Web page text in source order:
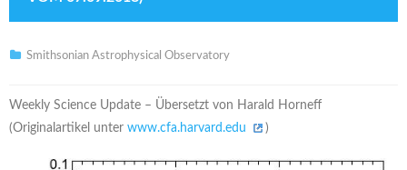
Kontakt
Smithsonian Astrophysical Observatory
Weekly Science Update – Übersetzt von Harald Horneff
(Originalartikel unter www.cfa.harvard.edu )